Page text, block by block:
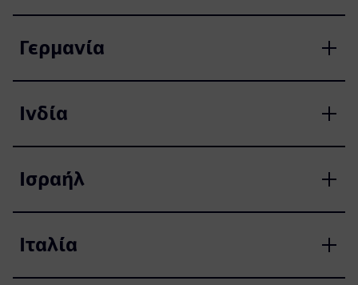
Γερμανία
Ινδία
Ισραήλ
Ιταλία